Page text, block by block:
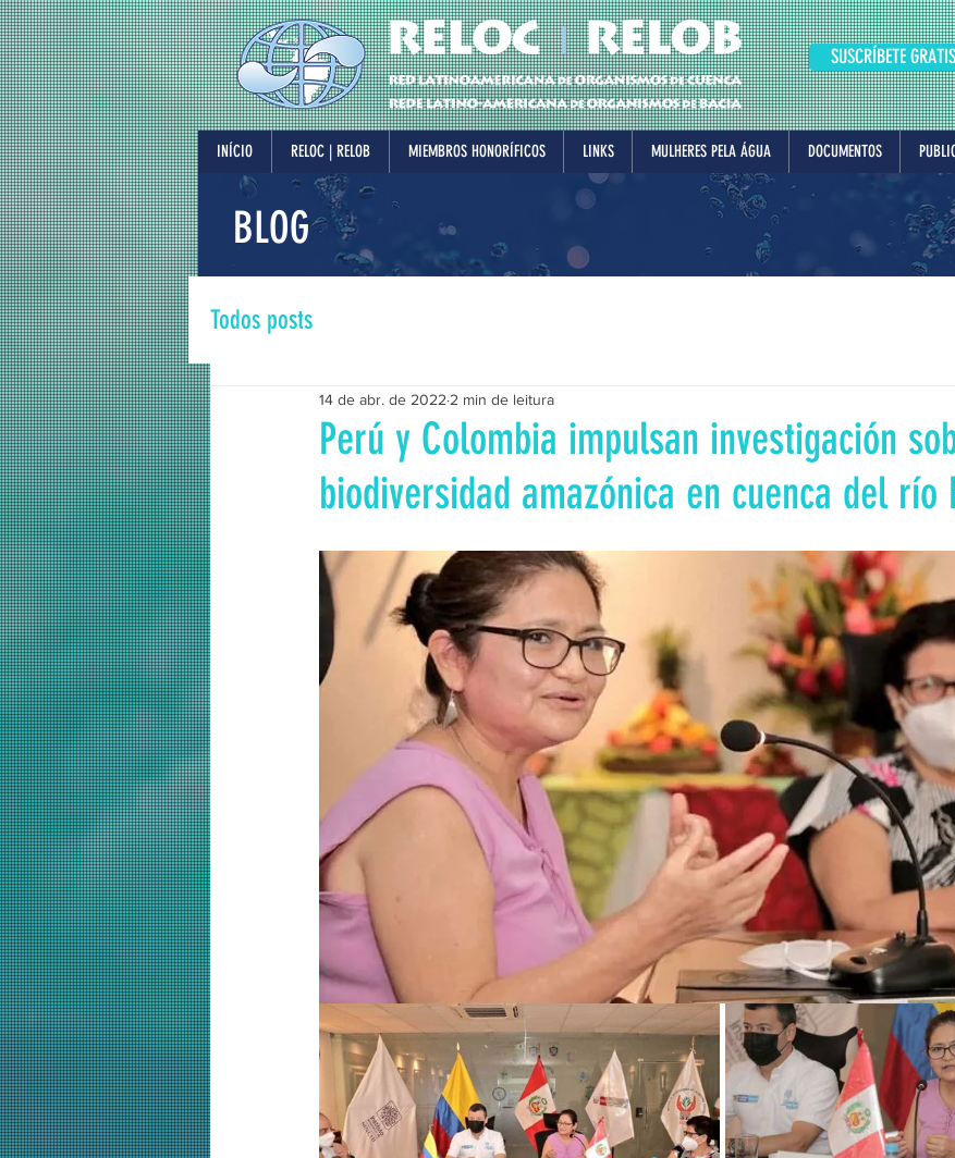
SUSCRÍBETE GRATIS
INÍCIO RELOC | RELOB MIEMBROS HONORÍFICOS LINKS MULHERES PELA ÁGUA DOCUMENTOS
BLOG
Todos posts
Perú y Colombia impulsan investigación
biodiversidad amazónica en cuenca del río
14 de abr. de 2022 2 min de leitura